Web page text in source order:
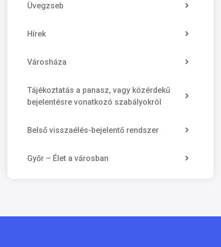
Üvegzseb
Hírek
Városháza
Tájékoztatás a panasz, vagy közérdekű
bejelentésre vonatkozó szabályokról
Belső visszaélés-bejelentő rendszer
Győr – Élet a városban